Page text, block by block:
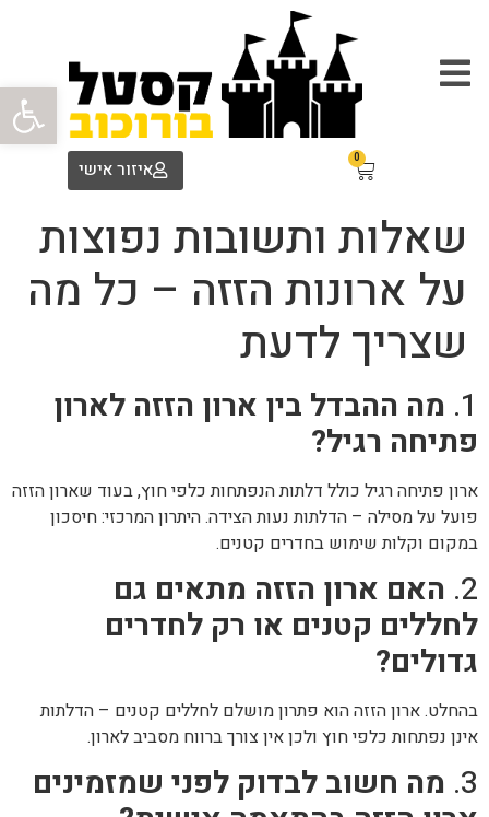
פתח
0
איזור אישי
שאלות ותשובות נפוצות
על ארונות הזזה – כל מה
שצריך לדעת
1. מה ההבדל בין ארון הזזה לארון
פתיחה רגיל?
ארון פתיחה רגיל כולל דלתות הנפתחות כלפי חוץ, בעוד שארון הזזה
פועל על מסילה – הדלתות נעות הצידה. היתרון המרכזי: חיסכון
במקום וקלות שימוש בחדרים קטנים.
2. האם ארון הזזה מתאים גם
לחללים קטנים או רק לחדרים
גדולים?
בהחלט. ארון הזזה הוא פתרון מושלם לחללים קטנים – הדלתות
אינן נפתחות כלפי חוץ ולכן אין צורך ברווח מסביב לארון.
3. מה חשוב לבדוק לפני שמזמינים